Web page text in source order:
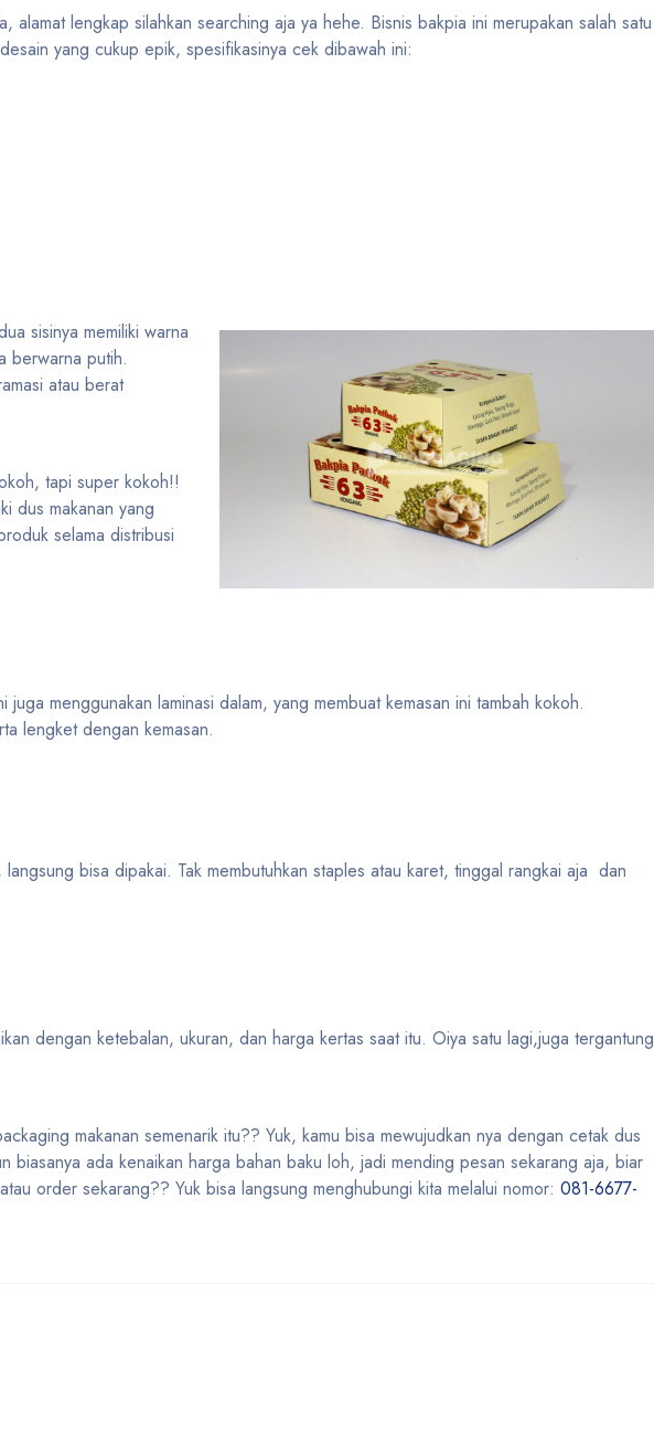
alamat lengkap silahkan searching aja ya hehe. Bisnis bakpia ini merupakan salah satu
yang cukup epik, spesifikasinya cek dibawah ini:
sisinya memiliki warna
berwarna putih.
atau berat
tapi super kokoh!!
dus makanan yang
selama distribusi
menggunakan laminasi dalam, yang membuat kemasan ini tambah kokoh.
lengket dengan kemasan.
bisa dipakai. Tak membutuhkan staples atau karet, tinggal rangkai aja dan
dengan ketebalan, ukuran, dan harga kertas saat itu. Oiya satu lagi,juga tergantung
makanan semenarik itu?? Yuk, kamu bisa mewujudkan nya dengan cetak dus
biasanya ada kenaikan harga bahan baku loh, jadi mending pesan sekarang aja, biar
order sekarang?? Yuk bisa langsung menghubungi kita melalui nomor: 081-6677-